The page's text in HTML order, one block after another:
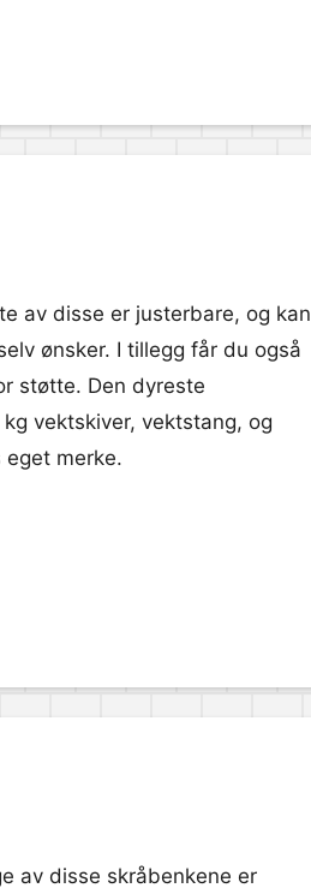
av disse er justerbare, og kan
ønsker. I tillegg får du også
støtte. Den dyreste
vektskiver, vektstang, og
merke.
av disse skråbenkene er